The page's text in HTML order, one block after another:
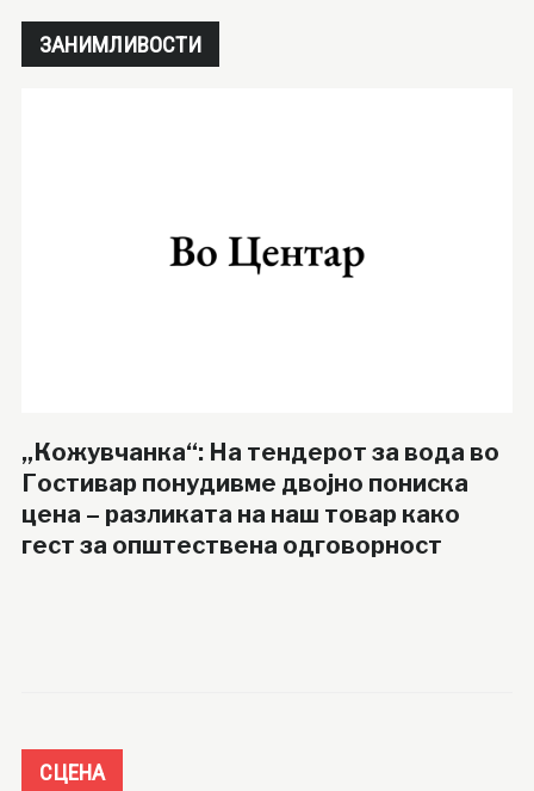
ЗАНИМЛИВОСТИ
„Кожувчанка“: На тендерот за вода во
Гостивар понудивме двојно пониска
цена – разликата на наш товар како
гест за општествена одговорност
СЦЕНА